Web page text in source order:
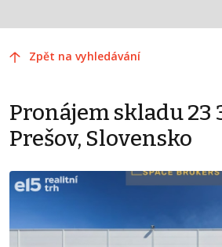
Zpět na vyhledávání
Pronájem skladu 23
Prešov, Slovensko